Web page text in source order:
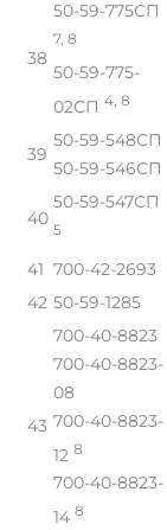
38
50-59-775СП
7, 8
50-59-775-
02СП 4, 8
39
50-59-548СП
50-59-546СП
40
50-59-547СП
5
41 700-42-2693
42 50-59-1285
43
700-40-8823
700-40-8823-
08
700-40-8823-
12 8
700-40-8823-
14 8